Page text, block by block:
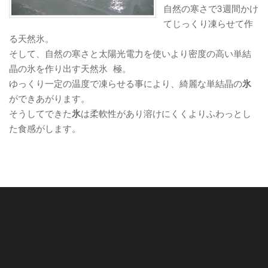
自然の寒さで3週間かけ
てじっくり凍らせて作
る天然氷。
そして、自然の寒さと太陽光電力を使いより密度の高い単結
晶の氷を作り出す天然氷 極。
ゆっくり一定の温度で凍らせる事により、綺麗な単結晶の氷
ができあがります。
そうしてできた氷は柔軟性があり溶けにくくよりふわっとし
た食感がします。